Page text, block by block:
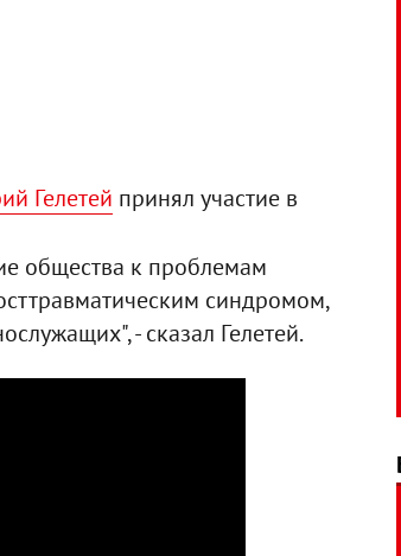
Гелетей принял участие в
общества к проблемам
синдромом,
- сказал Гелетей.